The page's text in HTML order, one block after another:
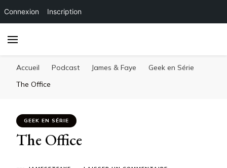
Connexion Inscription
Accueil Podcast James & Faye
Geek en Série
The Office
GEEK EN SÉRIE
The Office